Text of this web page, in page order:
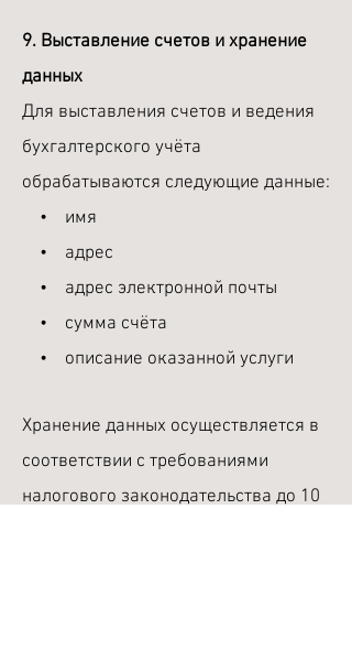
9. Выставление счетов и хранение
данных
Для выставления счетов и ведения
бухгалтерского учёта
обрабатываются следующие данные:
• имя
• адрес
• адрес электронной почты
• сумма счёта
• описание оказанной услуги
Хранение данных осуществляется в
соответствии с требованиями
налогового законодательства до 10